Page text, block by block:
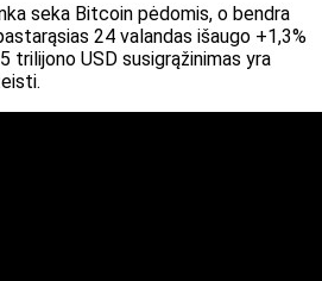
seka Bitcoin pėdomis, o bendra
24 valandas išaugo +1,3%
trilijono USD susigrąžinimas yra